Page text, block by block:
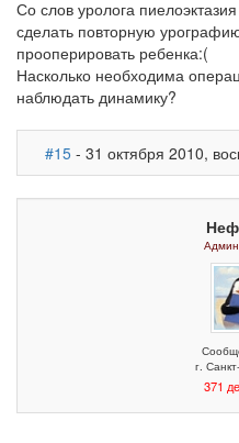
Со слов уролога
сделать повторную
прооперировать ребенка:(
Насколько необходима
наблюдать динамику?
#15 - 31 октября 2010,
г.
371